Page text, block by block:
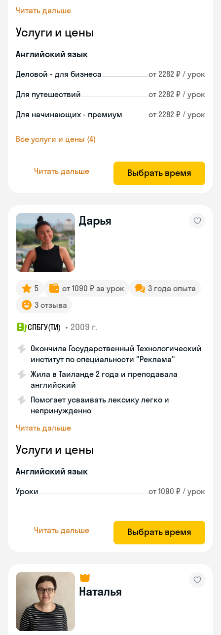
Читать дальше
Услуги и цены
Английский язык
Деловой - для бизнеса от 2282 ₽ / урок
Для путешествий от 2282 ₽ / урок
Для начинающих - премиум от 2282 ₽ / урок
Все услуги и цены (4)
Читать дальше Выбрать время
Дарья
5 от 1090 ₽ за урок
3 года опыта
3 отзыва
СПБГУ(ТИ) • 2009 г.
Окончила Государственный Технологический
институт по специальности "Реклама"
Жила в Таиланде 2 года и преподавала
английский
Помогает усваивать лексику легко и
непринужденно
Читать дальше
Услуги и цены
Английский язык
Уроки от 1090 ₽ / урок
Читать дальше Выбрать время
Наталья